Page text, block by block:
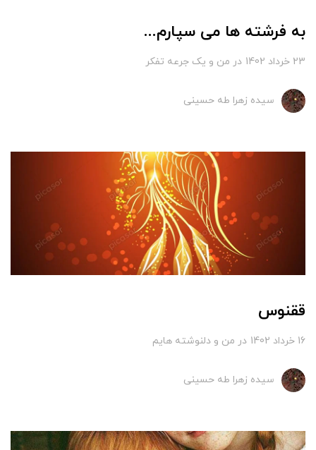
به فرشته ها می سپارم...
23 خرداد 1402 در من و یک جرعه تفکر
سیده زهرا طه حسینی
ققنوس
16 خرداد 1402 در من و دلنوشته هایم
سیده زهرا طه حسینی